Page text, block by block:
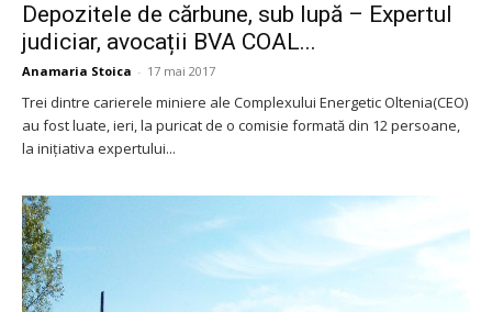
Depozitele de cărbune, sub lupă – Expertul
judiciar, avocații BVA COAL...
Anamaria Stoica - 17 mai 2017
Trei dintre carierele miniere ale Complexului Energetic Oltenia(CEO)
au fost luate, ieri, la puricat de o comisie formată din 12 persoane,
la inițiativa expertului...